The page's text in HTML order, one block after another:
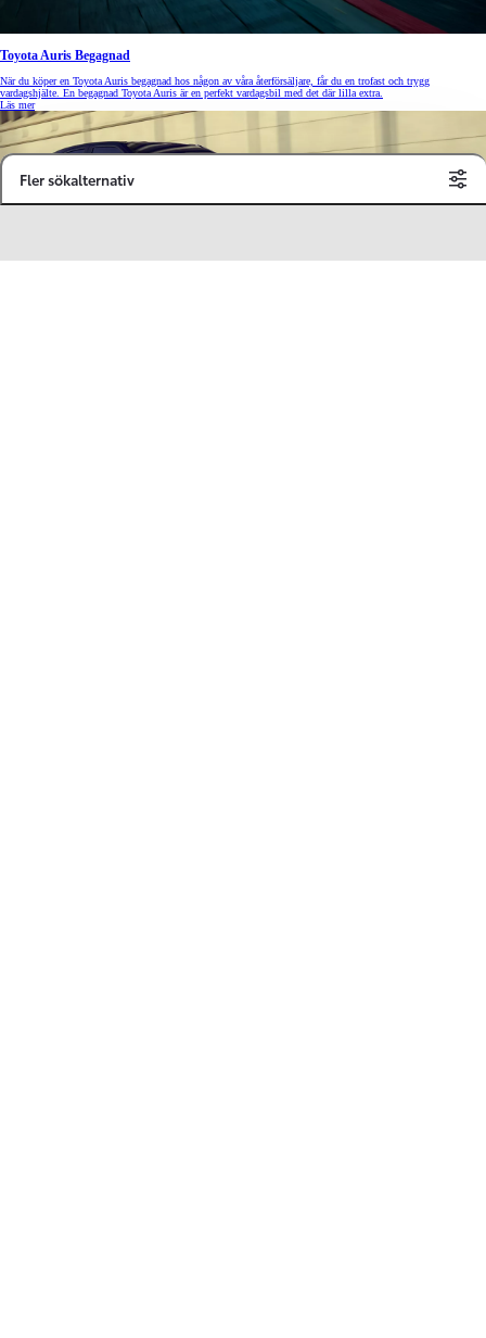
Fler sökalternativ
Toyota Auris Begagnad
När du köper en Toyota Auris begagnad hos någon av våra återförsäljare, får du en trofast och trygg
vardagshjälte. En begagnad Toyota Auris är en perfekt vardagsbil med det där lilla extra.
Läs mer